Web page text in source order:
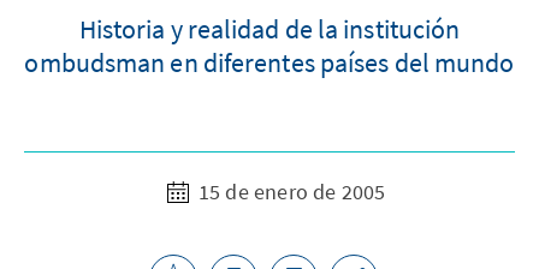
Historia y realidad de la institución
ombudsman en diferentes países del mundo
15 de enero de 2005